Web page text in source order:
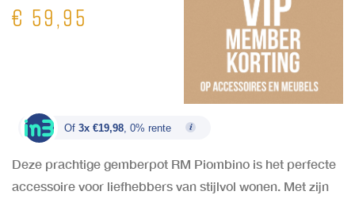
€ 59,95
Of 3x €19,98 , 0% rente
Deze prachtige gemberpot RM Piombino is het perfecte
accessoire voor liefhebbers van stijlvol wonen. Met zijn